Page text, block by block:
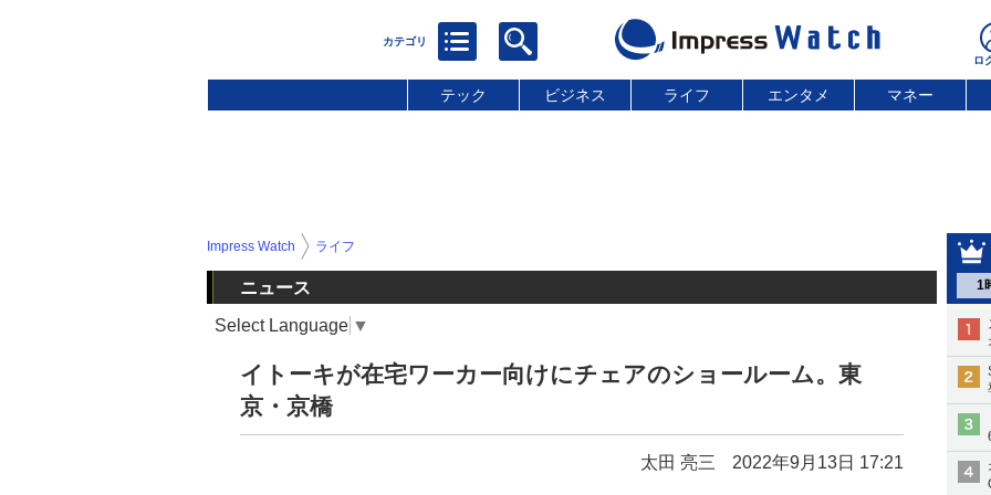
テック ビジネス ライフ エンタメ マネー
1
Impress Watch ライフ
ニュース
Select Language ▼
イトーキが在宅ワーカー向けにチェアのショールーム。東
京・京橋
太田 亮三 2022年9月13日 17:21